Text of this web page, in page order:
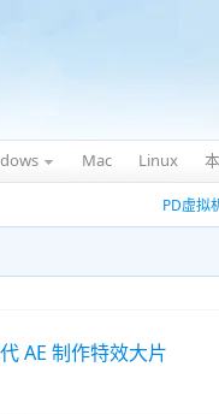
Mac Linux
PD虚拟
AE 制作特效大片